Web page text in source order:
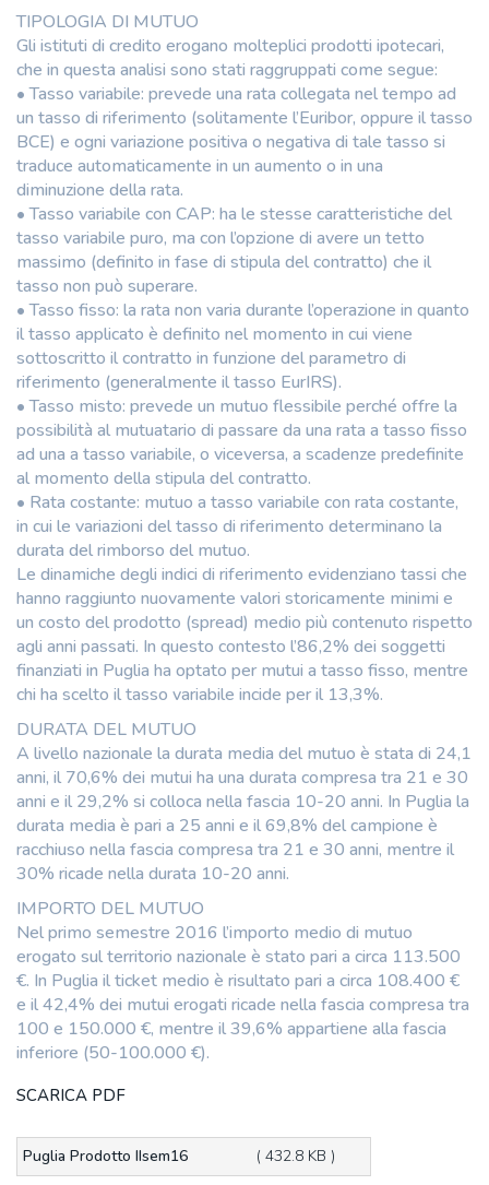
TIPOLOGIA DI MUTUO
Gli istituti di credito erogano molteplici prodotti ipotecari,
che in questa analisi sono stati raggruppati come segue:
• Tasso variabile: prevede una rata collegata nel tempo ad
un tasso di riferimento (solitamente l’Euribor, oppure il tasso
BCE) e ogni variazione positiva o negativa di tale tasso si
traduce automaticamente in un aumento o in una
diminuzione della rata.
• Tasso variabile con CAP: ha le stesse caratteristiche del
tasso variabile puro, ma con l’opzione di avere un tetto
massimo (definito in fase di stipula del contratto) che il
tasso non può superare.
• Tasso fisso: la rata non varia durante l’operazione in quanto
il tasso applicato è definito nel momento in cui viene
sottoscritto il contratto in funzione del parametro di
riferimento (generalmente il tasso EurIRS).
• Tasso misto: prevede un mutuo flessibile perché offre la
possibilità al mutuatario di passare da una rata a tasso fisso
ad una a tasso variabile, o viceversa, a scadenze predefinite
al momento della stipula del contratto.
• Rata costante: mutuo a tasso variabile con rata costante,
in cui le variazioni del tasso di riferimento determinano la
durata del rimborso del mutuo.
Le dinamiche degli indici di riferimento evidenziano tassi che
hanno raggiunto nuovamente valori storicamente minimi e
un costo del prodotto (spread) medio più contenuto rispetto
agli anni passati. In questo contesto l’86,2% dei soggetti
finanziati in Puglia ha optato per mutui a tasso fisso, mentre
chi ha scelto il tasso variabile incide per il 13,3%.
DURATA DEL MUTUO
A livello nazionale la durata media del mutuo è stata di 24,1
anni, il 70,6% dei mutui ha una durata compresa tra 21 e 30
anni e il 29,2% si colloca nella fascia 10-20 anni. In Puglia la
durata media è pari a 25 anni e il 69,8% del campione è
racchiuso nella fascia compresa tra 21 e 30 anni, mentre il
30% ricade nella durata 10-20 anni.
IMPORTO DEL MUTUO
Nel primo semestre 2016 l’importo medio di mutuo
erogato sul territorio nazionale è stato pari a circa 113.500
€. In Puglia il ticket medio è risultato pari a circa 108.400 €
e il 42,4% dei mutui erogati ricade nella fascia compresa tra
100 e 150.000 €, mentre il 39,6% appartiene alla fascia
inferiore (50-100.000 €).
SCARICA PDF
Puglia Prodotto IIsem16 ( 432.8 KB )